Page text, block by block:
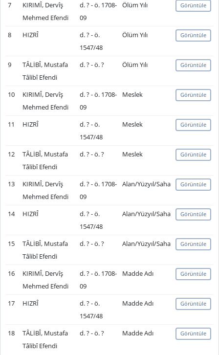
7
KIRIMÎ, Dervîş
Mehmed Efendi
d. ? - ö. 1708-
09
Ölüm Yılı Görüntüle
8 HIZRÎ
d. ? - ö.
1547/48
Ölüm Yılı Görüntüle
9
TÂLİBÎ, Mustafa
Tâlibî Efendi
d. ? - ö. ? Ölüm Yılı Görüntüle
10
KIRIMÎ, Dervîş
Mehmed Efendi
d. ? - ö. 1708-
09
Meslek Görüntüle
11 HIZRÎ
d. ? - ö.
1547/48
Meslek Görüntüle
12
TÂLİBÎ, Mustafa
Tâlibî Efendi
d. ? - ö. ? Meslek Görüntüle
13
KIRIMÎ, Dervîş
Mehmed Efendi
d. ? - ö. 1708-
09
Alan/Yüzyıl/Saha Görüntüle
14 HIZRÎ
d. ? - ö.
1547/48
Alan/Yüzyıl/Saha Görüntüle
15
TÂLİBÎ, Mustafa
Tâlibî Efendi
d. ? - ö. ? Alan/Yüzyıl/Saha Görüntüle
16
KIRIMÎ, Dervîş
Mehmed Efendi
d. ? - ö. 1708-
09
Madde Adı Görüntüle
17 HIZRÎ
d. ? - ö.
1547/48
Madde Adı Görüntüle
18
TÂLİBÎ, Mustafa
Tâlibî Efendi
d. ? - ö. ? Madde Adı Görüntüle